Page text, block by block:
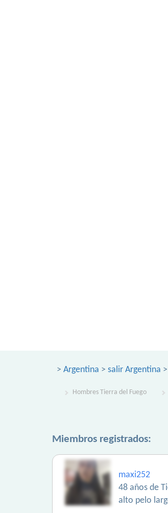
> Argentina > salir Argentina >
Hombres Tierra del Fuego
Miembros registrados:
maxi252
48 años de
alto pelo